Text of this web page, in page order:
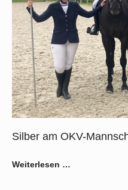
Silber am OKV-
Weiterlesen …